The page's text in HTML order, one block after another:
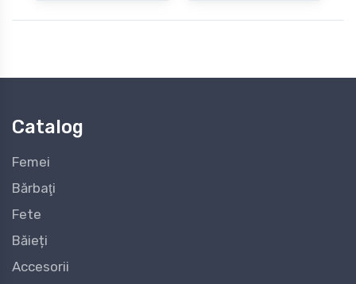
Catalog
Femei
Bărbaţi
Fete
Băieți
Accesorii